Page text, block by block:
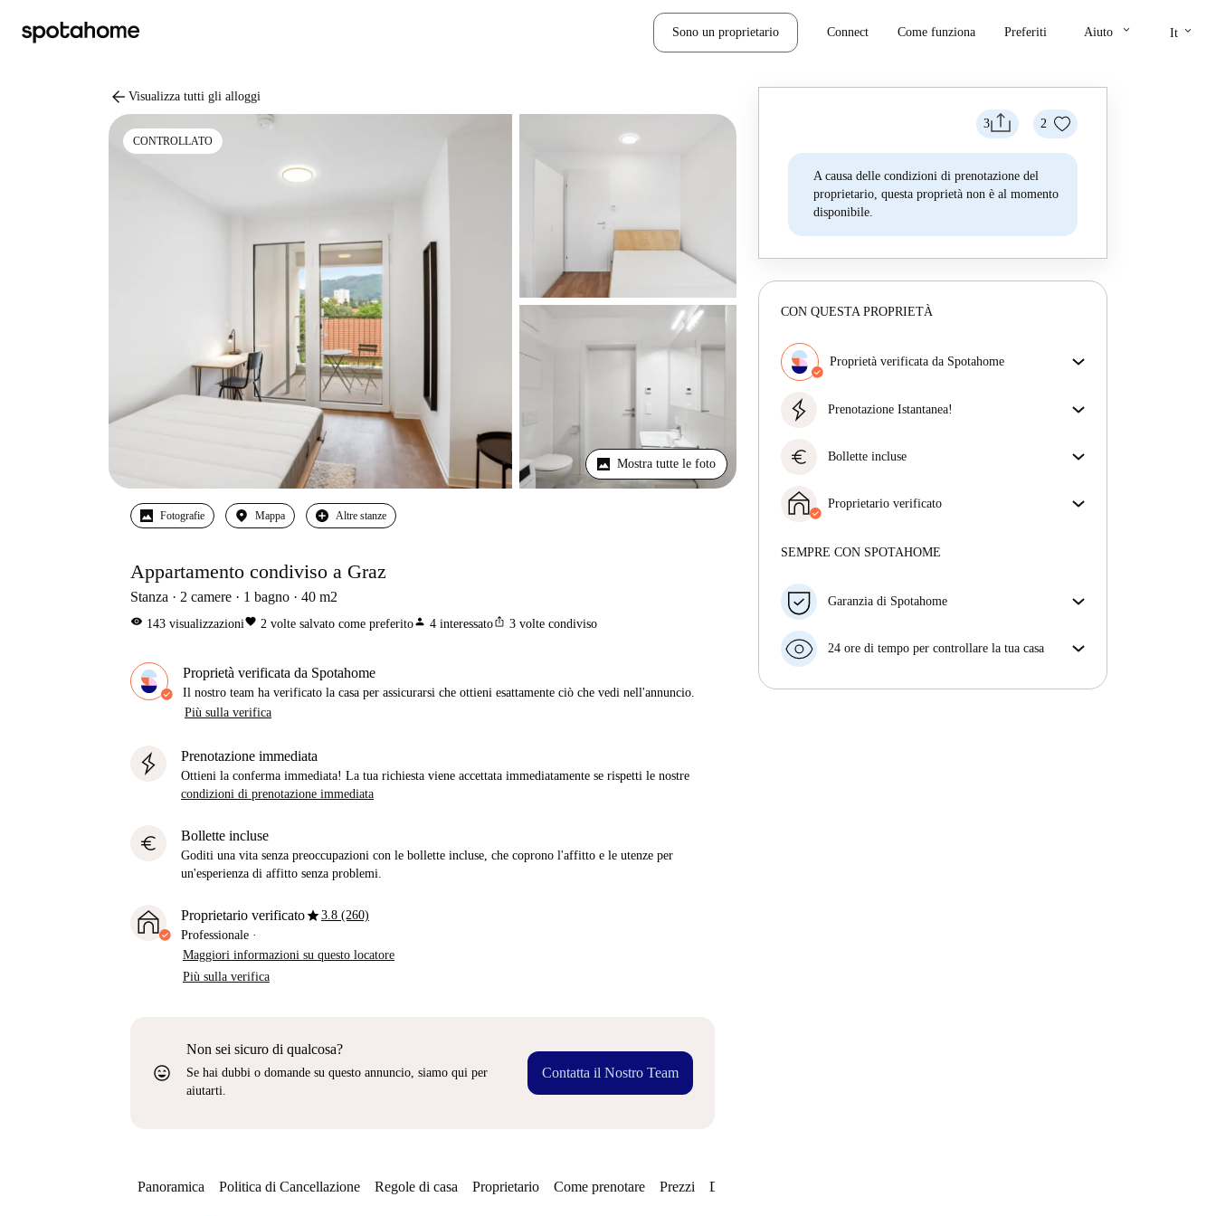
Sono un proprietario Connect Come funziona Preferiti Aiuto keyboard_arrow_down It keyboard_arrow_down
arrow_back Visualizza tutti gli alloggi
CONTROLLATO
Mostra tutte le foto
Fotografie Mappa Altre stanze
Appartamento condiviso a Graz
Stanza 2 camere 1 bagno 40 m2
visibility 143 visualizzazionifavorite 2 volte salvato come preferitoperson 4 interessatoios_share 3 volte condiviso
Proprietà verificata da Spotahome
Il nostro team ha verificato la casa per assicurarsi che ottieni esattamente ciò che vedi nell'annuncio.
Più sulla verifica
Prenotazione immediata
Ottieni la conferma immediata! La tua richiesta viene accettata immediatamente se rispetti le nostre
condizioni di prenotazione immediata
euro Bollette incluse
Goditi una vita senza preoccupazioni con le bollette incluse, che coprono l'affitto e le utenze per
un'esperienza di affitto senza problemi.
Proprietario verificatostar3.8 (260)
Professionale ·
Maggiori informazioni su questo locatore
Più sulla verifica
sentiment_very_satisfied
Non sei sicuro di qualcosa?
Se hai dubbi o domande su questo annuncio, siamo qui per
aiutarti.
Contatta il Nostro Team
3 2
A causa delle condizioni di prenotazione del
proprietario, questa proprietà non è al momento
disponibile.
CON QUESTA PROPRIETÀ
Proprietà verificata da Spotahome
ottieni esattamente ciò che vedi nell'annuncio.
Prenotazione Istantanea!
prenotazione verrà accettata immediatamente se
euro Bollette incluse
incluse, che coprono l'affitto e le utenze per
un'esperienza di affitto senza problemi.
Proprietario verificato
Maggiori informazioni su questo locatore
SEMPRE CON SPOTAHOME
Garanzia di Spotahome
con breve preavviso, noi A) ti pagheremo un hotel e
B) ti rimborseremo totalmente
24 ore di tempo per controllare la tua casa
Panoramica Politica di Cancellazione Regole di casa Proprietario Come prenotare Prezzi Disponibilità